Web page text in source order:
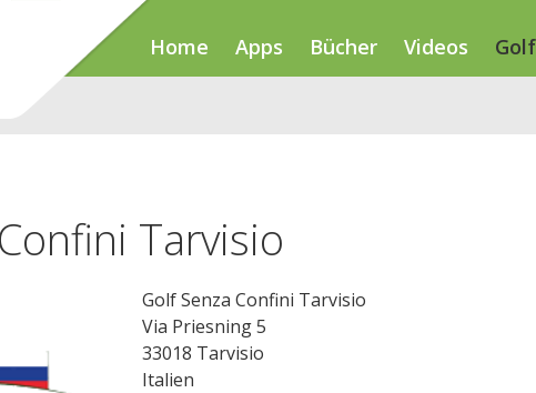
Home Apps Bücher Videos
Tarvisio
Golf Senza Confini Tarvisio
Via Priesning 5
33018 Tarvisio
Italien